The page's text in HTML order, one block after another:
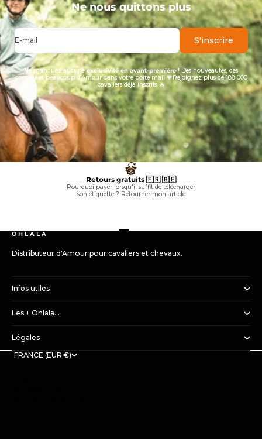
Ne nous quittons plus
E-mail S'inscrire
Ne manquez aucuneexclusivité en avant-première! Des nouveautés, des
conseils et beaucoup d’Amour dans votre boîte mail 🧡Rejoignez plus de 188 000
cavaliers déjà inscrits 🔥
Retours gratuits 🇫🇷 🇧🇪
Pourquoi payer lorsqu'il suffit de télécharger
son étiquette ? Retourner mon article
Aller à l'élément 1
Aller à l'élément 2
Aller à l'élément 3
Aller à l'élément 4
O H L A L A
Distributeur d'Amour pour cavaliers et chevaux.
Infos utiles
Les + Ohlala...
Légales
FRANCE (EUR €)